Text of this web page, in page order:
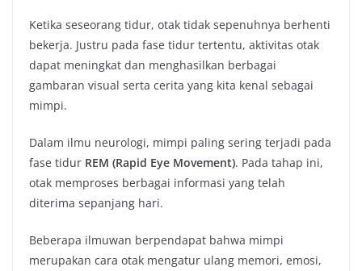
Ketika seseorang tidur, otak tidak sepenuhnya berhenti
bekerja. Justru pada fase tidur tertentu, aktivitas otak
dapat meningkat dan menghasilkan berbagai
gambaran visual serta cerita yang kita kenal sebagai
mimpi.
Dalam ilmu neurologi, mimpi paling sering terjadi pada
fase tidur REM (Rapid Eye Movement). Pada tahap ini,
otak memproses berbagai informasi yang telah
diterima sepanjang hari.
Beberapa ilmuwan berpendapat bahwa mimpi
merupakan cara otak mengatur ulang memori, emosi,